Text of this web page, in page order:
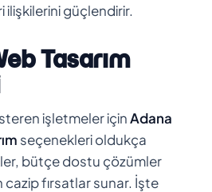
ilişkilerini güçlendirir.
Tasarım
işletmeler içinAdana
seçenekleri oldukça
bütçe dostu çözümler
cazip fırsatlar sunar. İşte